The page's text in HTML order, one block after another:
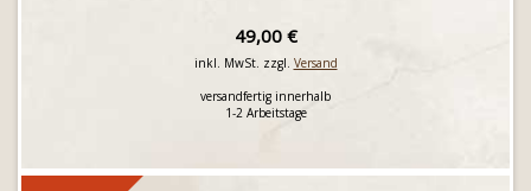
49,00 €
inkl. MwSt. zzgl. Versand
versandfertig innerhalb
1-2 Arbeitstage